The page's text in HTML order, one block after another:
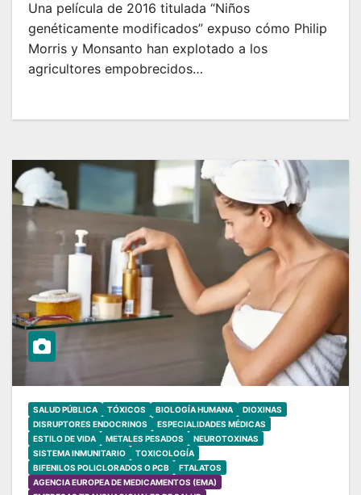
Una película de 2016 titulada “Niños
genéticamente modificados” expuso cómo Philip
Morris y Monsanto han explotado a los
agricultores empobrecidos…
SALUD PÚBLICA TÓXICOS BIOLOGÍA HUMANA
DIOXINAS
DISRUPTORES ENDOCRINOS
ESPECIALIDADES MÉDICAS
ESTILO DE VIDA
METALES PESADOS
NEUROTOXINAS
SISTEMA INMUNITARIO
TOXICOLOGÍA
BIFENILOS POLICLORADOS O PCB
FTALATOS
AGENCIA EUROPEA DE MEDICAMENTOS (EMA)